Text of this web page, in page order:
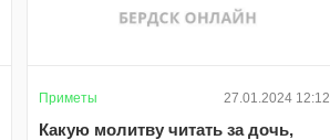
Приметы 27.01.2024 12:12
Какую молитву читать за дочь,